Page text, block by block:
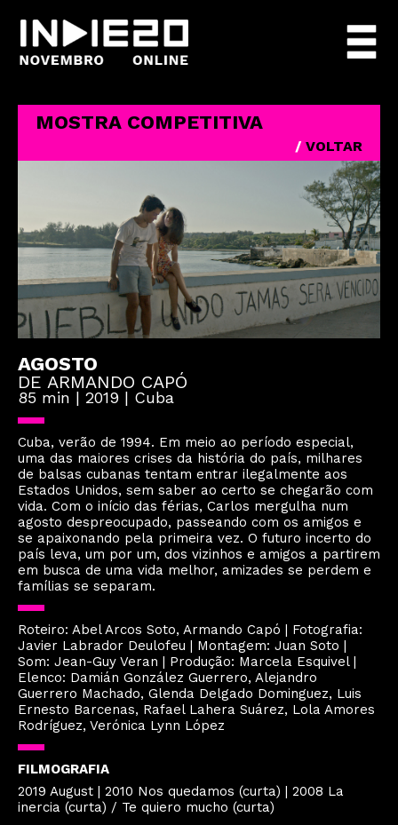
MOSTRA COMPETITIVA
/ VOLTAR
AGOSTO
DE ARMANDO CAPÓ
85 min | 2019 | Cuba
Cuba, verão de 1994. Em meio ao período especial,
uma das maiores crises da história do país, milhares
de balsas cubanas tentam entrar ilegalmente aos
Estados Unidos, sem saber ao certo se chegarão com
vida. Com o início das férias, Carlos mergulha num
agosto despreocupado, passeando com os amigos e
se apaixonando pela primeira vez. O futuro incerto do
país leva, um por um, dos vizinhos e amigos a partirem
em busca de uma vida melhor, amizades se perdem e
famílias se separam.
Roteiro: Abel Arcos Soto, Armando Capó | Fotografia:
Javier Labrador Deulofeu | Montagem: Juan Soto |
Som: Jean-Guy Veran | Produção: Marcela Esquivel |
Elenco: Damián González Guerrero, Alejandro
Guerrero Machado, Glenda Delgado Dominguez, Luis
Ernesto Barcenas, Rafael Lahera Suárez, Lola Amores
Rodríguez, Verónica Lynn López
FILMOGRAFIA
2019 August | 2010 Nos quedamos (curta) | 2008 La
inercia (curta) / Te quiero mucho (curta)